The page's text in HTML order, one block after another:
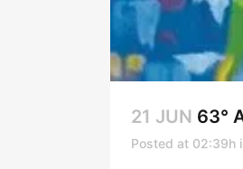
21 JUN 63°
Posted at 02:39h